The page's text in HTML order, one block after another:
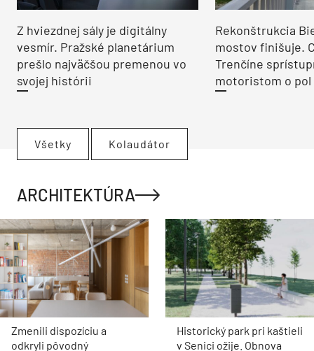
Z hviezdnej sály je digitálny
vesmír. Pražské planetárium
prešlo najväčšou premenou vo
svojej histórii
Rekonštrukcia
mostov finišuje.
Trenčíne
motoristom o pol
Všetky Kolaudátor
ARCHITEKTÚRA
Zmenili dispozíciu a
odkryli pôvodný
Historický park pri kaštieli
v Senici ožije. Obnova